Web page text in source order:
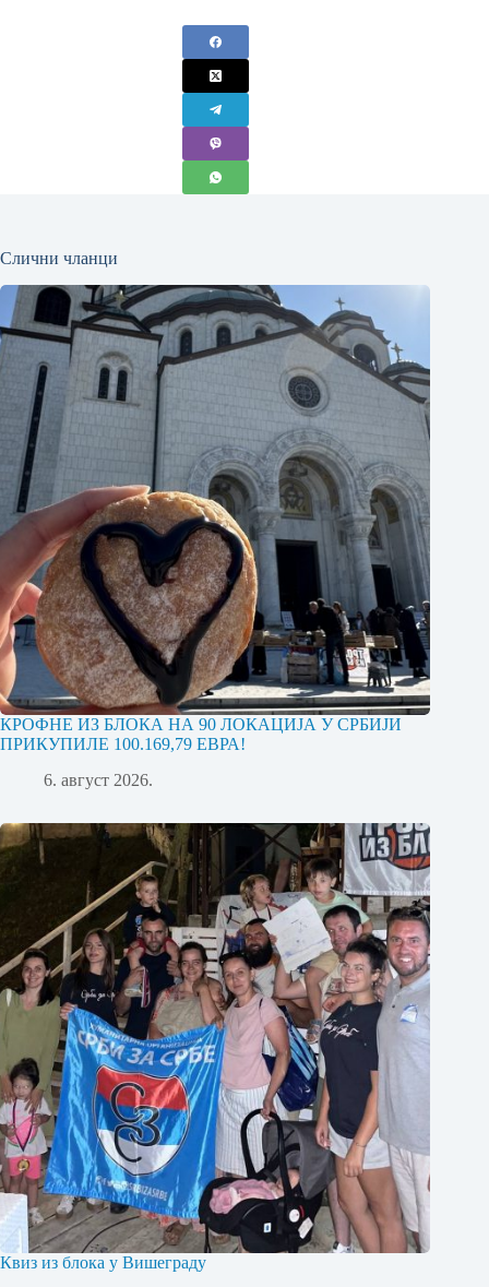
Слични чланци
КРОФНЕ ИЗ БЛОКА НА 90 ЛОКАЦИЈА У СРБИЈИ
ПРИКУПИЛЕ 100.169,79 ЕВРА!
6. август 2026.
Квиз из блока у Вишеграду